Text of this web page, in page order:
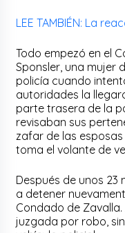
LEE TAMBIÉN: La
Todo empezó en el
Sponsler, una mujer
policía cuando
autoridades la
parte trasera de la
revisaban sus
zafar de las
toma el volante de
Después de unos 23
a detener
Condado de
juzgada por robo,